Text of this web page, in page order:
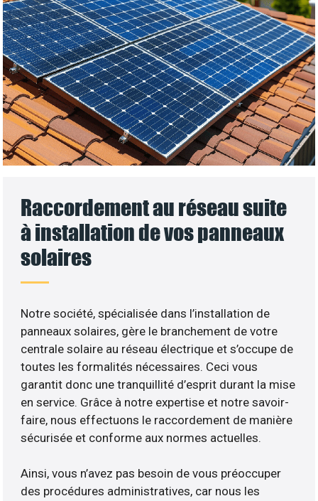
Raccordement au réseau suite
à installation de vos panneaux
solaires
Notre société, spécialisée dans l’installation de
panneaux solaires, gère le branchement de votre
centrale solaire au réseau électrique et s’occupe de
toutes les formalités nécessaires. Ceci vous
garantit donc une tranquillité d’esprit durant la mise
en service. Grâce à notre expertise et notre savoir-
faire, nous effectuons le raccordement de manière
sécurisée et conforme aux normes actuelles.
Ainsi, vous n’avez pas besoin de vous préoccuper
des procédures administratives, car nous les